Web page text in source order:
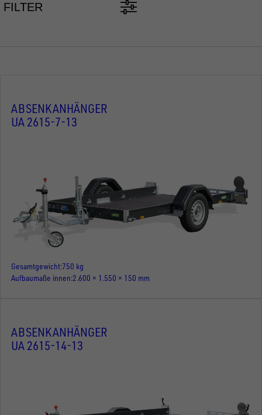
FILTER
ABSENKANHÄNGER
UA 2615-7-13
Gesamtgewicht 750 kg
Aufbaumaße innen 2.600 × 1.550 × 150 mm
ABSENKANHÄNGER
UA 2615-14-13